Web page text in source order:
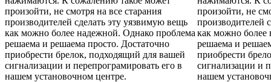
произойти, не смотря на все старания
производителей сделать эту уязвимую вещь
как можно более надежной. Однако проблема
решаема и решаема просто. Достаточно
приобрести брелок, подходящий для вашей
сигнализации и перепрограмировать его в
нашем установочном центре.
произойти, не
производителей
как можно более
решаема и
приобрести
сигнализации и
нашем